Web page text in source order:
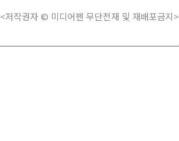
<저작권자 © 미디어펜 무단전재 및 재배포금지>